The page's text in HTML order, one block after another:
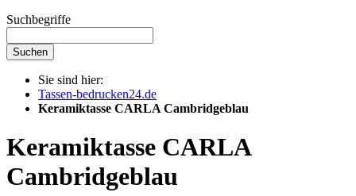
Suchbegriffe
Suchen
Sie sind hier:
Tassen-bedrucken24.de
Keramiktasse CARLA Cambridgeblau
Keramiktasse CARLA
Cambridgeblau